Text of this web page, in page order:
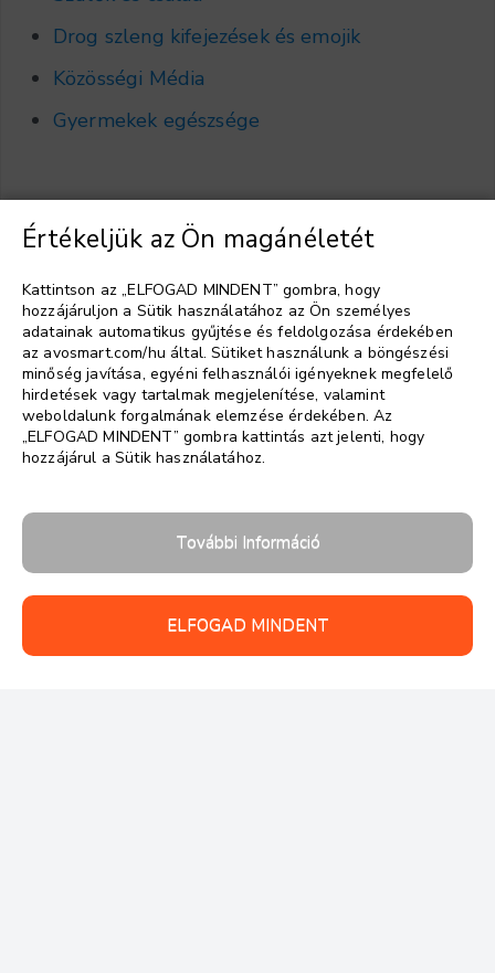
Drog szleng kifejezések és emojik
Közösségi Média
Gyermekek egészsége
Válasszon nyelvet ▼
Értékeljük az Ön magánéletét
Kattintson az „ELFOGAD MINDENT” gombra, hogy
hozzájáruljon a Sütik használatához az Ön személyes
adatainak automatikus gyűjtése és feldolgozása érdekében
az avosmart.com/hu által. Sütiket használunk a böngészési
minőség javítása, egyéni felhasználói igényeknek megfelelő
hirdetések vagy tartalmak megjelenítése, valamint
weboldalunk forgalmának elemzése érdekében. Az
„ELFOGAD MINDENT” gombra kattintás azt jelenti, hogy
hozzájárul a Sütik használatához.
További Információ
ELFOGAD MINDENT